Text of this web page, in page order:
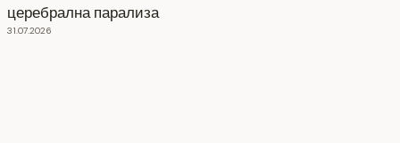
церебрална парализа
31.07.2026